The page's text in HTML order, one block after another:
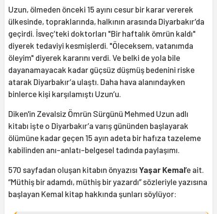
Uzun, ölmeden önceki 15 ayını cesur bir karar vererek
ülkesinde, topraklarında, halkının arasında Diyarbakır’da
geçirdi. İsveç’teki doktorları "Bir haftalık ömrün kaldı"
diyerek tedaviyi kesmişlerdi. "Öleceksem, vatanımda
öleyim" diyerek kararını verdi. Ve belki de yola bile
dayanamayacak kadar güçsüz düşmüş bedenini riske
atarak Diyarbakır’a ulaştı. Daha hava alanındayken
binlerce kişi karşılamıştı Uzun’u.
Diken'in Zevalsiz Ömrün Sürgünü Mehmed Uzun adlı
kitabı işte o Diyarbakır’a varış gününden başlayarak
ölümüne kadar geçen 15 ayın adeta bir hafıza tazeleme
kabilinden anı-anlatı-belgesel tadında paylaşımı.
570 sayfadan oluşan kitabın önyazısı Yaşar Kemal’e ait.
“Müthiş bir adamdı, müthiş bir yazardı” sözleriyle yazısına
başlayan Kemal kitap hakkında şunları söylüyor: